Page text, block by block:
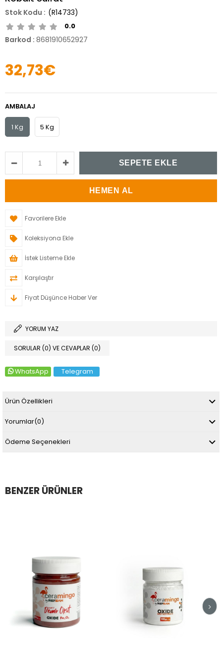
(R14733)
0.0
Barkod : 8681910652927
32,73€
AMBALAJ
1 Kg 5 Kg
Favorilere Ekle
Koleksiyona Ekle
İstek Listeme Ekle
Karşılaştır
Fiyat Düşünce Haber Ver
YORUM YAZ
SORULAR (0) VE CEVAPLAR (0)
WhatsApp Telegram
Ürün Özellikleri
Yorumlar(0)
Ödeme Seçenekleri
BENZER ÜRÜNLER